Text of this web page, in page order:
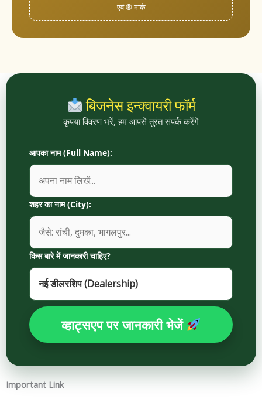
एवं ® मार्क
बिजनेस इन्क्वायरी फॉर्म
कृपया विवरण भरें, हम आपसे तुरंत संपर्क करेंगे
आपका नाम (Full Name):
शहर का नाम (City):
किस बारे में जानकारी चाहिए?
व्हाट्सएप पर जानकारी भेजें
Important Link